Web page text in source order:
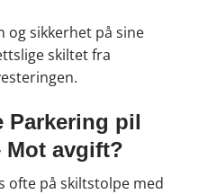
og sikkerhet på sine
skiltet fra
Parkering pil
Mot avgift?
ofte på skiltstolpe med